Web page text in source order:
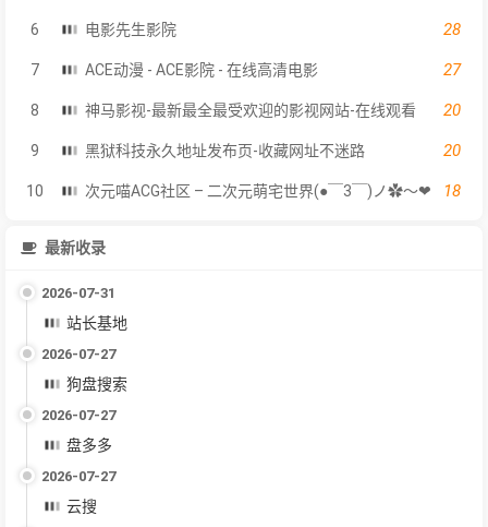
6 电影先生影院 28
7 ACE动漫 - ACE影院 - 在线高清电影 27
8 神马影视-最新最全最受欢迎的影视网站-在线观看 20
9 黑狱科技永久地址发布页-收藏网址不迷路 20
10 次元喵ACG社区 – 二次元萌宅世界(●￣3￣)ノ✿～❤ 18
最新收录
2026-07-31
站长基地
2026-07-27
狗盘搜索
2026-07-27
盘多多
2026-07-27
云搜